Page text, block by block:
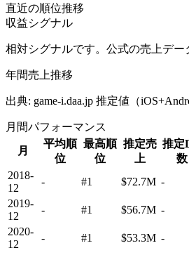
直近の順位推移
収益シグナル
相対シグナルです。公式の売上デー
年間売上推移
出典: game-i.daa.jp 推定値（
月間パフォーマンス
月
平均順
位
最高順
位
推定売
上
推定
数
2018-
12
- #1 $72.7M -
2019-
12
- #1 $56.7M -
2020-
12
- #1 $53.3M -